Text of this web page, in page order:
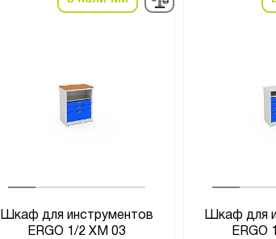
Шкаф для инструментов
ERGO 1/2 XM 03
Шкаф для
ERGO